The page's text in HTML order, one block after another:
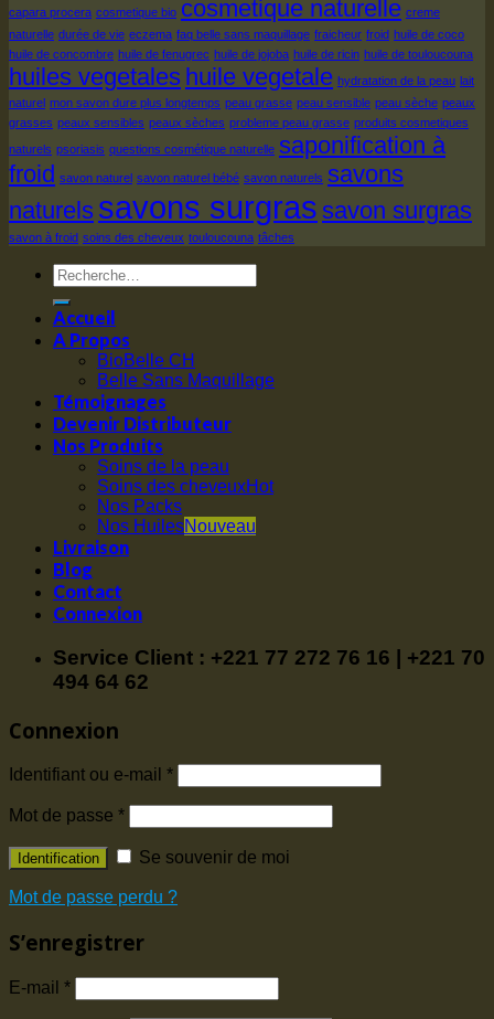
capara procera cosmetique bio cosmetique naturelle creme
naturelle durée de vie eczema faq belle sans maquillage fraicheur froid huile de coco
huile de concombre huile de fenugrec huile de jojoba huile de ricin huile de touloucouna
huiles vegetales huile vegetale hydratation de la peau lait
naturel mon savon dure plus longtemps peau grasse peau sensible peau sèche peaux
grasses peaux sensibles peaux sèches probleme peau grasse produits cosmetiques
naturels psoriasis questions cosmétique naturelle saponification à
froid savon naturel savon naturel bébé savon naturels savons
naturels savons surgras savon surgras
savon à froid soins des cheveux touloucouna tâches
Accueil
A Propos
BioBelle CH
Belle Sans Maquillage
Témoignages
Devenir Distributeur
Nos Produits
Soins de la peau
Soins des cheveux
Nos Packs
Nos Huiles
Livraison
Blog
Contact
Connexion
Service Client : +221 77 272 76 16 | +221 70
494 64 62
Connexion
Identifiant ou e-mail *
Mot de passe *
Identification Se souvenir de moi
Mot de passe perdu ?
S’enregistrer
E-mail *